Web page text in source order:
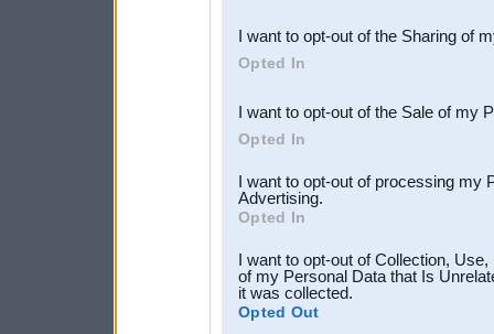
Downstream Participants
third parties.
I want to opt-out of the Sharing of
Opted In
I want to opt-out of the Sale of my
Opted In
I want to opt-out of processing my
Advertising.
Opted In
I want to opt-out of Collection,
of my Personal Data that Is
it was collected.
Opted Out